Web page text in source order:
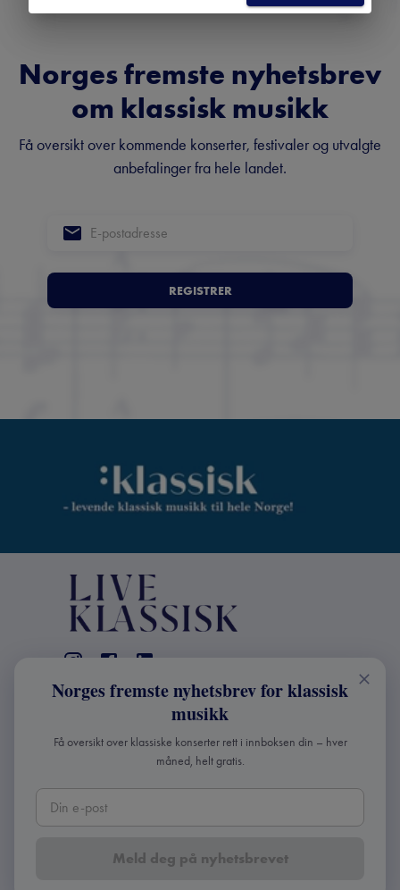
Norges fremste nyhetsbrev
om klassisk musikk
Få oversikt over kommende konserter, festivaler og utvalgte
anbefalinger fra hele landet.
REGISTRER
KONTAKT
Live Klassisk: +47 98670803
info@liveklassisk.no
Live Klassisk
Org nr: 932392364
Copyright ©2026Live Klassisk •Personvern og
Norges fremste nyhetsbrev for klassisk
musikk
Få oversikt over klassiske konserter rett i innboksen din – hver
måned, helt gratis.
Meld deg på nyhetsbrevet